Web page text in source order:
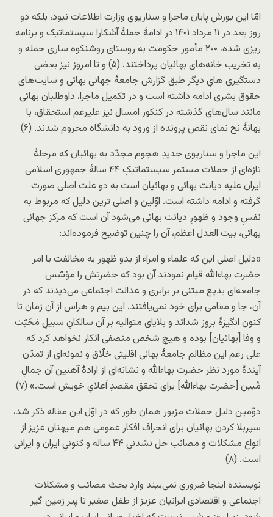
امّا این یورش پایان ماجرا و سناریوی وزارت اطلاعات نبود، بلکه دو
روز بعد در ۱۱ مرداد ۱۴۰۱ در ادامۀ حملۀ آشکارا سیستماتیک و برنامه
ریزی شده، ۲۰۰ مأمور حکومت به روستای روشنکوه ساری حمله و
به تخریب خانه‌های بهائیان پرداختند. (۵) و تا امروز نیز بعضی
دستگیری هایِ دیگر طبق گزارش جامعۀ جهانی بهائی و سایت‌های
حقوق بشری ادامه داشته است و در تکمیل ماجرا، داوطلبان بهائی
مانند سال‌های گذشته در کنکور امسال نیز علیرغم استحقاق، با
بهانۀ نخ نمای نقص پرونده از ورود به دانشگاه محروم شدند. (۶)
این ماجرا و سناریوی جدیدِ هجوم مجدّد به بهائیان که مرحلۀ
تازه‌ای از حملات مستمر سیستماتیکِ ۴۴ سالۀ جمهوری اسلامی
ایران علیه دیانت بهائی و بهائیان است به دو علت اصلی صورت
گرفته و ادامه داشته است. اوّلین و اصلی ترین دلیل که مربوط به
نفسِ وجود و ظهورِ دیانت بهائی می‌شود آن است که مرکز جهانی
بهائی، بیت العدل اعظم، آن را چنین توضیح فرموده‌اند:
«دلیل اصلی این که علماء و امراء از بدو ظهور به مخالفت با امر
حضرت بهاءالله قیام نمودند آن بود که حضرتش را مؤسّس
جامعه‌ای بدیع مبتنی بر برابری و عدالت اجتماعی می‌دیدند که در
آن، جا و مقامی برای خود نمی‌یافتند. این بیم و هراس از آن زمان تا
کنون انگیزۀ بروز شدائد و بلایای متوالیه بر آن سالکانِ سبیلِ مَحَبّت
و وفا [بهائیان] بوده و هیچ شخص منصفی انکار نخواهد کرد که
علی رغم این مظالم جامعۀ بهائی اقلیتی خلّاق و نمونه‌ای از تمدّن
آیندۀ مورد نظر حضرت بهاءالله و نشانه‌ای از ارادۀ آهنین آن جمالِ
مُبین [حضرت بهاءالله] برای تحقق مقصدِ اَعلایِ خویش است.» (۷)
دوّمین دلیل حملات مزبور همان طور که در اوّل این مقاله ذکر شد،
سپربلا کردن بهائیان برای انحراف افکار عمومی هم میهنان عزیز از
انواع مشکلات و مصائب حل نشدنیِ ۴۴ ساله و کنونیِ ایران و ایرانی
است. (۸)
نویسنده اینجا ضروری نمی‌بیند وارد بحث مصائب و مشکلات
اجتماعی و اقتصادی ایرانیان عزیز از طفل صغیر تا پیر زمین گیر